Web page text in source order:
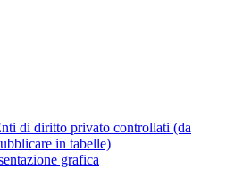
di diritto privato controllati (da
in tabelle)
grafica